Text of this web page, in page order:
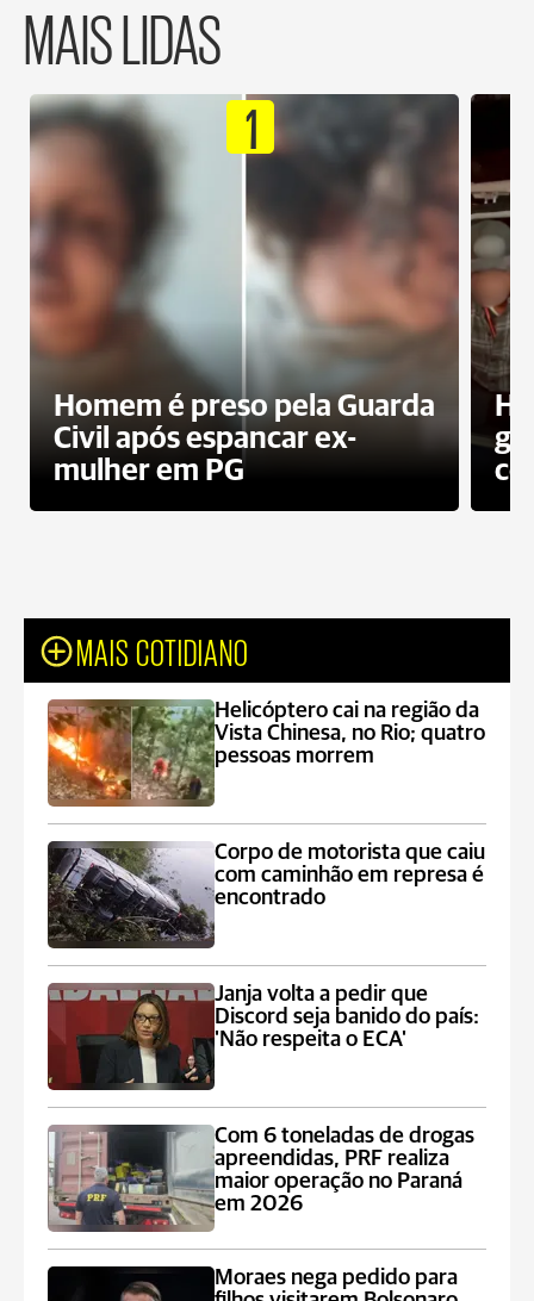
MAIS LIDAS
1
Homem é preso pela Guarda
Civil após espancar ex-
mulher em PG
MAIS COTIDIANO
Helicóptero cai na região da
Vista Chinesa, no Rio; quatro
pessoas morrem
Corpo de motorista que caiu
com caminhão em represa é
encontrado
Janja volta a pedir que
Discord seja banido do país:
'Não respeita o ECA'
Com 6 toneladas de drogas
apreendidas, PRF realiza
maior operação no Paraná
em 2026
Moraes nega pedido para